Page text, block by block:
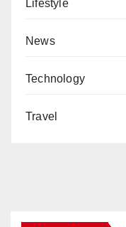
Lifestyle
News
Technology
Travel